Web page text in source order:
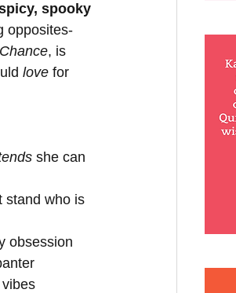
spooky
opposites-
, is
love for
she can
stand who is
obsession